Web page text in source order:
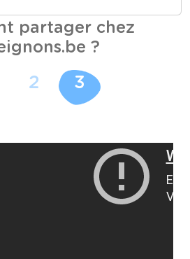
partager chez
?
2 3